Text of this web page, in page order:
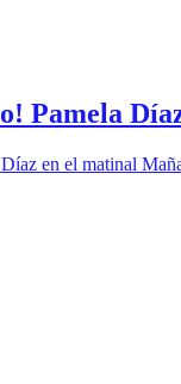
Pamela
en el matinal